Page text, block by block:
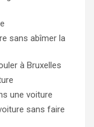
sans abîmer la
à Bruxelles
une voiture
sans faire